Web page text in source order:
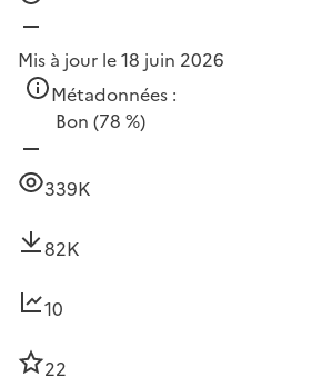
Mis à jour le 18 juin 2026
Métadonnées :
Bon (78 %)
339K
82K
10
22